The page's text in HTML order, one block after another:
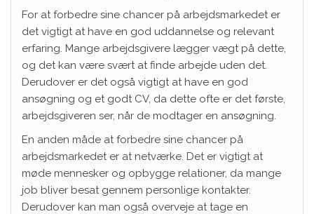
For at forbedre sine chancer på arbejdsmarkedet er
det vigtigt at have en god uddannelse og relevant
erfaring. Mange arbejdsgivere lægger vægt på dette,
og det kan være svært at finde arbejde uden det.
Derudover er det også vigtigt at have en god
ansøgning og et godt CV, da dette ofte er det første,
arbejdsgiveren ser, når de modtager en ansøgning.
En anden måde at forbedre sine chancer på
arbejdsmarkedet er at netværke. Det er vigtigt at
møde mennesker og opbygge relationer, da mange
job bliver besat gennem personlige kontakter.
Derudover kan man også overveje at tage en